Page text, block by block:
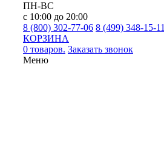
ПН-ВС
с 10:00 до 20:00
8 (800) 302-77-06 8 (499) 348-15-11
КОРЗИНА
0 товаров. Заказать звонок
Меню